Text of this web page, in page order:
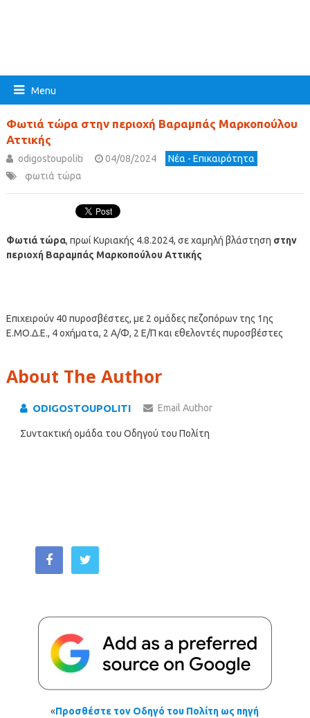
Menu
Φωτιά τώρα στην περιοχή Βαραμπάς Μαρκοπούλου
Αττικής
odigostoupoliti 04/08/2024
Νέα - Επικαιρότητα
φωτιά τώρα
Φωτιά τώρα, πρωί Κυριακής 4.8.2024, σε χαμηλή βλάστηση στην
περιοχή Βαραμπάς Μαρκοπούλου Αττικής
Επιχειρούν 40 πυροσβέστες, με 2 ομάδες πεζοπόρων της 1ης
Ε.ΜΟ.Δ.Ε., 4 οχήματα, 2 Α/Φ, 2 Ε/Π και εθελοντές πυροσβέστες
About The Author
ODIGOSTOUPOLITI Email Author
Συντακτική ομάδα του Οδηγού του Πολίτη
«Προσθέστε τον Οδηγό του Πολίτη ως πηγή